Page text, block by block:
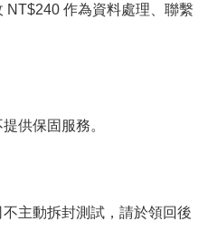
NT$240 作為資料處理、聯繫
供保固服務。
主動拆封測試，請於領回後